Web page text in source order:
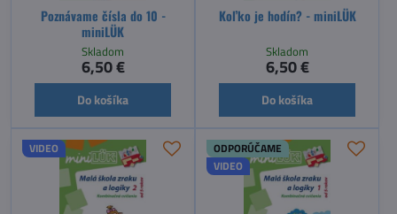
Poznávame čísla do 10 -
miniLÜK
Skladom
6,50 €
Do košíka
Koľko je hodín? - miniLÜK
Skladom
6,50 €
Do košíka
VIDEO
ODPORÚČAME
VIDEO